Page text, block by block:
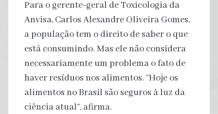
Para o gerente-geral de Toxicologia da
Anvisa, Carlos Alexandre Oliveira Gomes,
a população tem o direito de saber o que
está consumindo. Mas ele não considera
necessariamente um problema o fato de
haver resíduos nos alimentos. “Hoje os
alimentos no Brasil são seguros à luz da
ciência atual”, afirma.